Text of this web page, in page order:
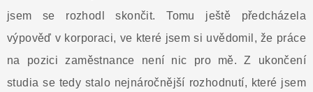
jsem se rozhodl skončit. Tomu ještě předcházela
výpověď v korporaci, ve které jsem si uvědomil, že práce
na pozici zaměstnance není nic pro mě. Z ukončení
studia se tedy stalo nejnáročnější rozhodnutí, které jsem